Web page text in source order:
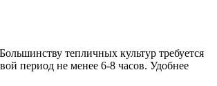
тепличных культур требуется
период не менее 6-8 часов. Удобнее